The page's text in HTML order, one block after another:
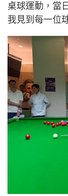
桌球運動，當
我見到每一位